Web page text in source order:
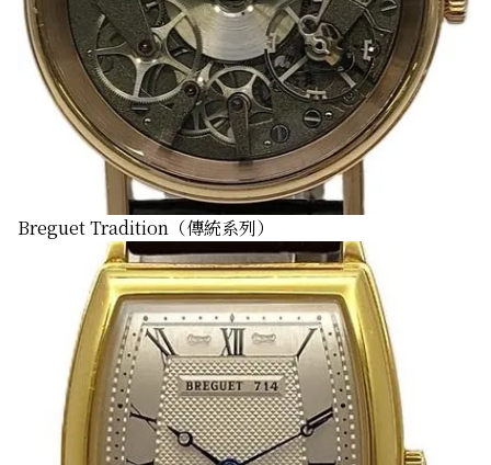
Breguet Tradition（傳統系列）